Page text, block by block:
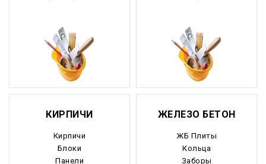
КИРПИЧИ
Кирпичи
Блоки
Панели
ЖЕЛЕЗО БЕТОН
ЖБ Плиты
Кольца
Заборы